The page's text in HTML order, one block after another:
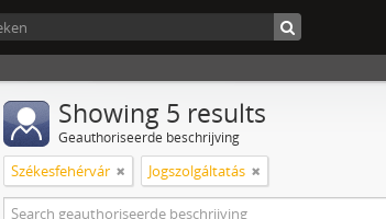
Showing 5 results
Geauthoriseerde beschrijving
Székesfehérvár Jogszolgáltatás